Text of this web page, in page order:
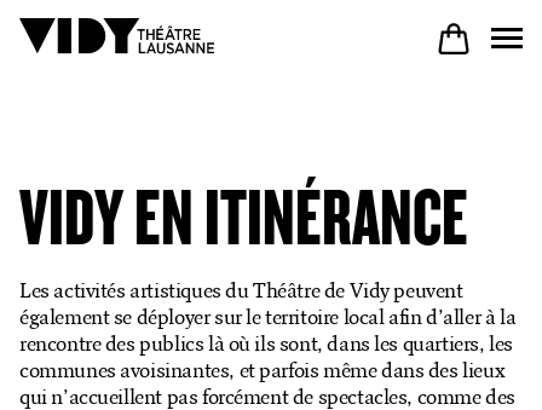
PARTICIPER
VENIR À VIDY
VIDY EN ITINÉRANCE
Les activités artistiques du Théâtre de Vidy peuvent
également se déployer sur le territoire local afin d’aller à la
rencontre des publics là où ils sont, dans les quartiers, les
communes avoisinantes, et parfois même dans des lieux
qui n’accueillent pas forcément de spectacles, comme des